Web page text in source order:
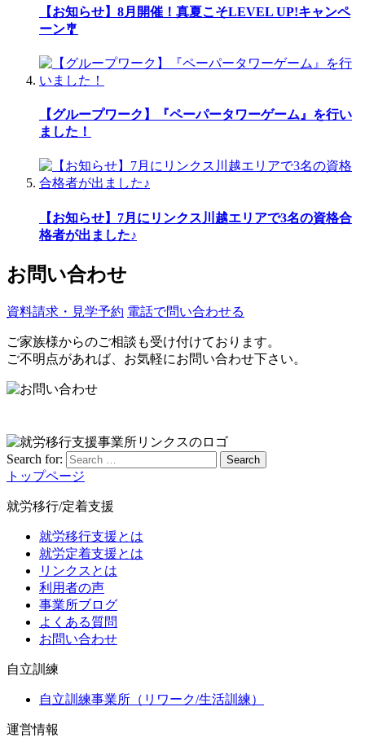
【お知らせ】8月開催！真夏こそLEVEL UP!キャンペ
ーン🎐
【グループワーク】『ペーパータワーゲーム』を行い
ました！
【お知らせ】7月にリンクス川越エリアで3名の資格合
格者が出ました♪
お問い合わせ
資料請求・見学予約 電話で問い合わせる
ご家族様からのご相談も受け付けております。
ご不明点があれば、お気軽にお問い合わせ下さい。
Search for: Search
トップページ
就労移行/定着支援
就労移行支援とは
就労定着支援とは
リンクスとは
利用者の声
事業所ブログ
よくある質問
お問い合わせ
自立訓練
自立訓練事業所（リワーク/生活訓練）
運営情報